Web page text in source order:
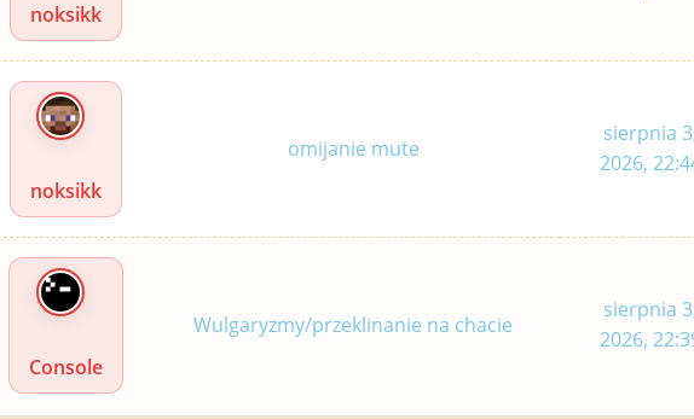
noksikk
noksikk
omijanie mute
sierpnia
2026,
Console
Wulgaryzmy/przeklinanie na chacie
sierpnia
2026,